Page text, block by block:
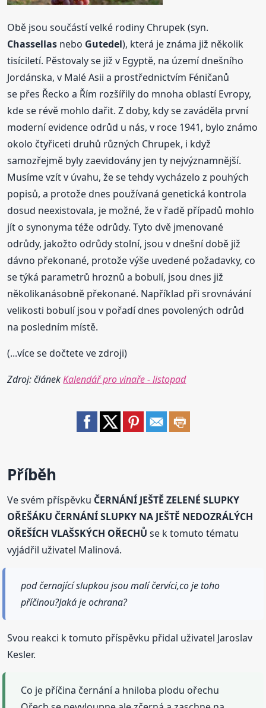
Obě jsou součástí velké rodiny Chrupek (syn.
Chassellas nebo Gutedel), která je známa již několik
tisíciletí. Pěstovaly se již v Egyptě, na území dnešního
Jordánska, v Malé Asii a prostřednictvím Féničanů
se přes Řecko a Řím rozšířily do mnoha oblastí Evropy,
kde se révě mohlo dařit. Z doby, kdy se zaváděla první
moderní evidence odrůd u nás, v roce 1941, bylo známo
okolo čtyřiceti druhů různých Chrupek, i když
samozřejmě byly zaevidovány jen ty nejvýznamnější.
Musíme vzít v úvahu, že se tehdy vycházelo z pouhých
popisů, a protože dnes používaná genetická kontrola
dosud neexistovala, je možné, že v řadě případů mohlo
jít o synonyma téže odrůdy. Tyto dvě jmenované
odrůdy, jakožto odrůdy stolní, jsou v dnešní době již
dávno překonané, protože výše uvedené požadavky, co
se týká parametrů hroznů a bobulí, jsou dnes již
několikanásobně překonané. Například při srovnávání
velikosti bobulí jsou v pořadí dnes povolených odrůd
na posledním místě.
(...více se dočtete ve zdroji)
Zdroj: článekKalendář pro vinaře - listopad
Příběh
Ve svém příspěvku ČERNÁNÍ JEŠTĚ ZELENÉ SLUPKY
OŘEŠÁKU ČERNÁNÍ SLUPKY NA JEŠTĚ NEDOZRÁLÝCH
OŘEŠÍCH VLAŠSKÝCH OŘECHŮ se k tomuto tématu
vyjádřil uživatel Malinová.
pod černající slupkou jsou malí červíci,co je toho
příčinou?Jaká je ochrana?
Svou reakci k tomuto příspěvku přidal uživatel Jaroslav
Kesler.
Co je příčina černání a hniloba plodu ořechu